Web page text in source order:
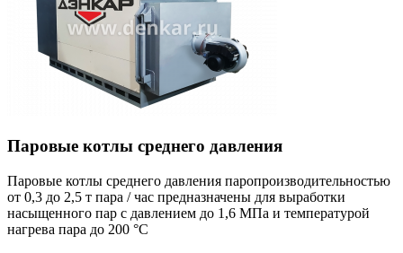
Паровые котлы среднего давления
Паровые котлы среднего давления паропроизводительностью
от 0,3 до 2,5 т пара / час предназначены для выработки
насыщенного пар с давлением до 1,6 МПа и температурой
нагрева пара до 200 °С